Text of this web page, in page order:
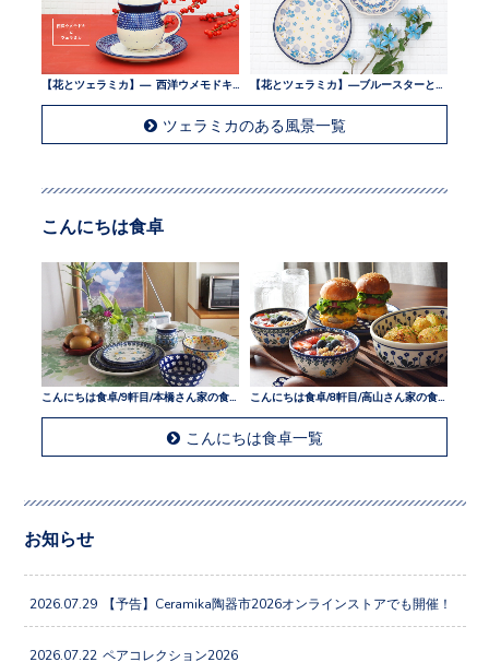
ツェラミカのある風景一覧
こんにちは食卓
こんにちは食卓/9軒目/本橋さん家の食卓
こんにちは食卓一覧
お知らせ
2026.07.29 【予告】Ceramika陶器市2026オンラインストアでも開催！
2026.07.22 ペアコレクション2026